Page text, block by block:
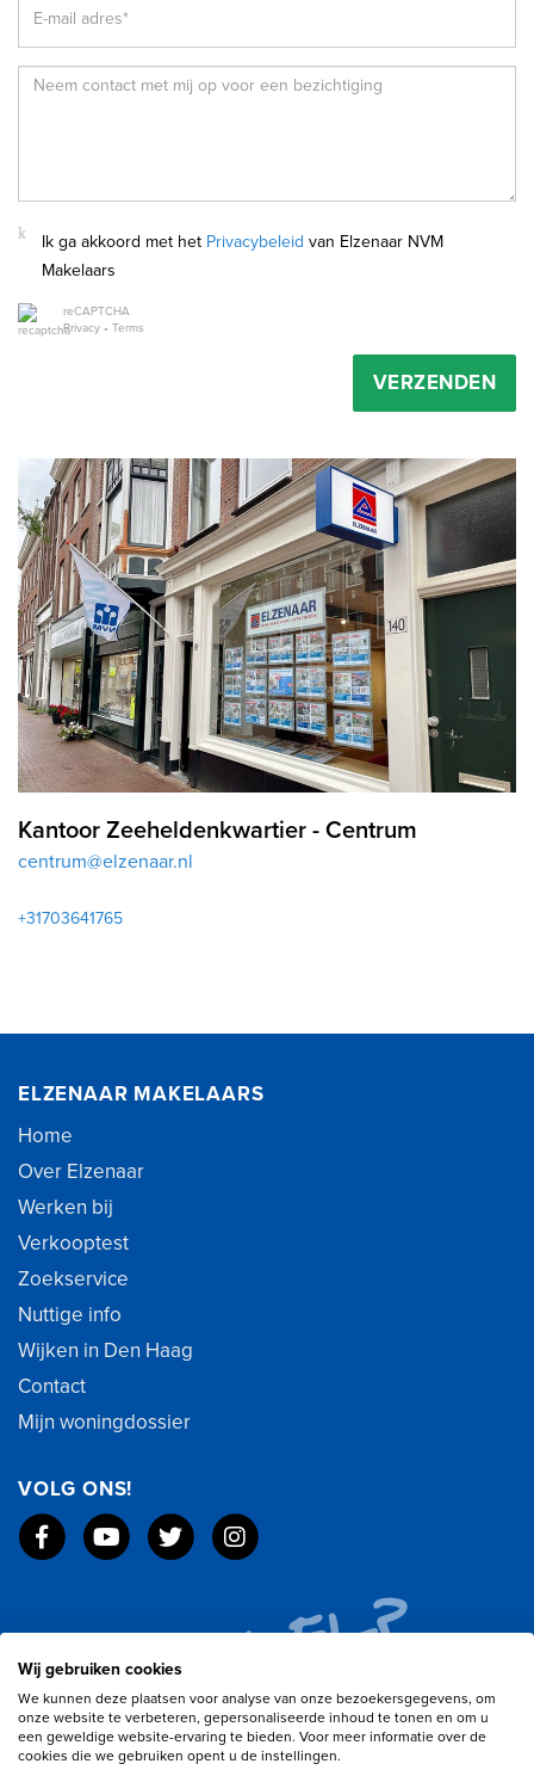
Ik ga akkoord met het Privacybeleid van Elzenaar NVM
Makelaars
reCAPTCHA
Privacy • Terms
VERZENDEN
Kantoor Zeeheldenkwartier - Centrum
centrum@elzenaar.nl
+31703641765
ELZENAAR MAKELAARS
Home
Over Elzenaar
Werken bij
Verkooptest
Zoekservice
Nuttige info
Wijken in Den Haag
Contact
Mijn woningdossier
VOLG ONS!
Wij gebruiken cookies
We kunnen deze plaatsen voor analyse van onze bezoekersgegevens, om
onze website te verbeteren, gepersonaliseerde inhoud te tonen en om u
een geweldige website-ervaring te bieden. Voor meer informatie over de
cookies die we gebruiken opent u de instellingen.